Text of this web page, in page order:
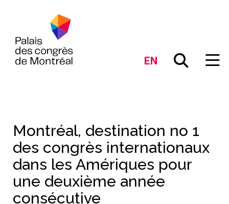
EN
Montréal, destination no 1
des congrès internationaux
dans les Amériques pour
une deuxième année
consécutive